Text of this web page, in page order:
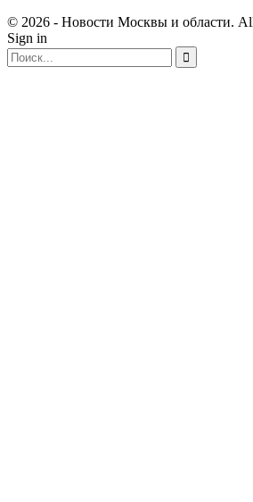
© 2026 - Новости Москвы и области.
Sign in